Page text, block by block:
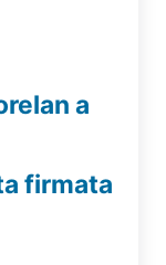
a
firmata